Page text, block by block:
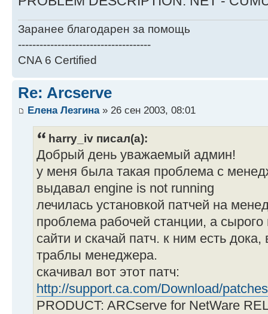
Заранее благодарен за помощь
-------------------------------------
CNA 6 Certified
Re: Arcserve
Елена Лезгина» 26 сен 2003, 08:01
harry_iv писал(а):
Добрый день уважаемый админ!
у меня была такая проблема с
выдавал engine is not running
лечилась установкой патчей на
проблема рабочей станции, а
сайти и скачай патч. к ним есть
траблы менеджера.
скачивал вот этот патч:
http://support.ca.com/Download/
PRODUCT: ARCserve for NetWare